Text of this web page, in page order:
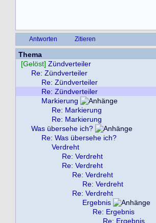
Antworten Zitieren
Thema
[Gelöst] Zündverteiler
Re: Zündverteiler
Re: Zündverteiler
Re: Zündverteiler
Markierung
Re: Markierung
Re: Markierung
Was übersehe ich?
Re: Was übersehe ich?
Verdreht
Re: Verdreht
Re: Verdreht
Re: Verdreht
Re: Verdreht
Re: Verdreht
Ergebnis
Re: Ergebnis
Re: Ergebnis